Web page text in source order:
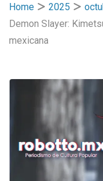
Home
2025
Demon Slayer:
mexicana